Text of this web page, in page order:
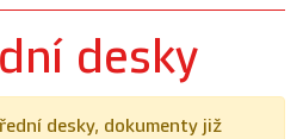
desky
desky, dokumenty již